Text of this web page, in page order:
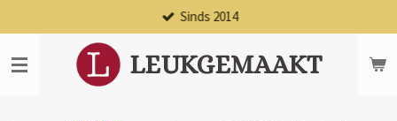
direct
naar
de
LEUKGEMAAKT
Sinds 2014